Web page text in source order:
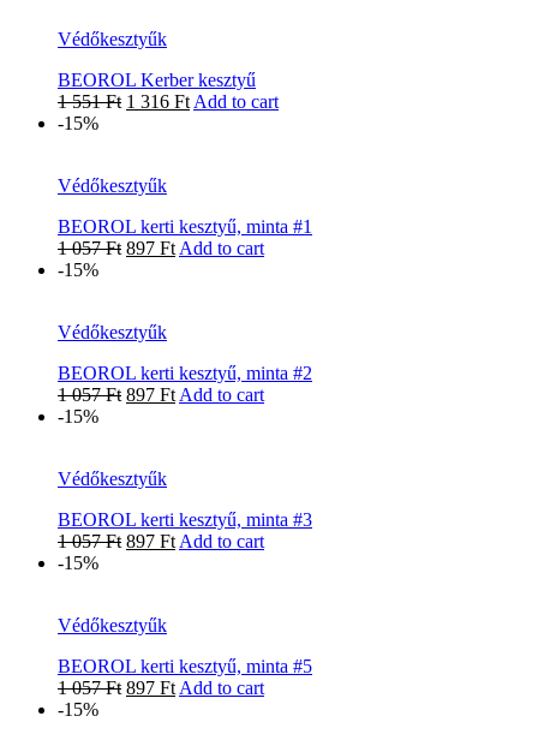
Védőkesztyűk
BEOROL Kerber kesztyű
1 551Ft 1 316 Ft Add to cart
-15%
Védőkesztyűk
BEOROL kerti kesztyű, minta #1
1 057Ft 897 Ft Add to cart
-15%
Védőkesztyűk
BEOROL kerti kesztyű, minta #2
1 057Ft 897 Ft Add to cart
-15%
Védőkesztyűk
BEOROL kerti kesztyű, minta #3
1 057Ft 897 Ft Add to cart
-15%
Védőkesztyűk
BEOROL kerti kesztyű, minta #5
1 057Ft 897 Ft Add to cart
-15%